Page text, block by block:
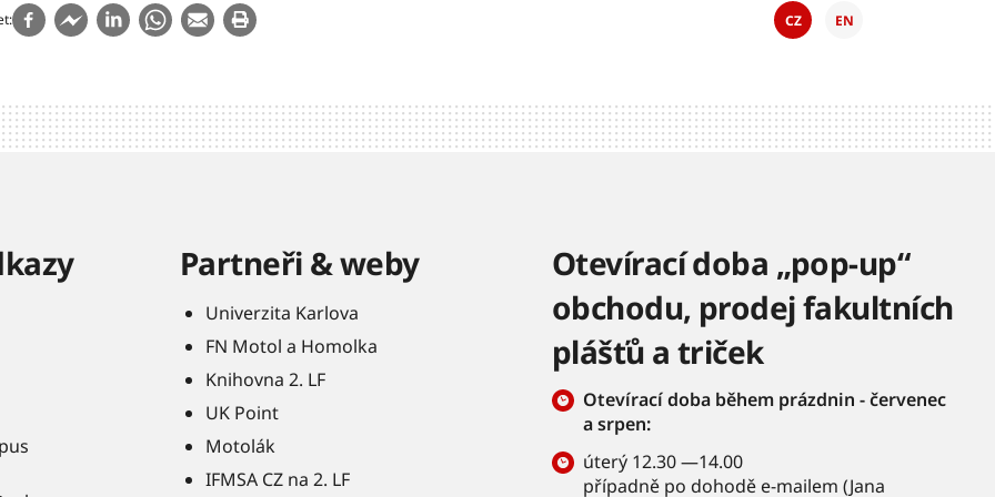
CZ EN
Partneři & weby
Univerzita Karlova
FN Motol a Homolka
Knihovna 2. LF
UK Point
Motolák
IFMSA CZ na 2. LF
Otevírací doba „pop-up“
obchodu, prodej fakultních
plášťů a triček
Otevírací doba během prázdnin - červenec
a srpen:
úterý 12.30 —14.00
případně po dohodě e-mailem (Jana